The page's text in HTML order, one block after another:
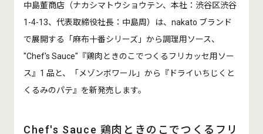
中島董商店（ナカシマトウショウテン、本社：渋谷区渋谷
1-4-13、代表取締役社長：中島周）は、 nakato ブランド
で展開する「麻布十番シリーズ」から調理用ソース、
"Chef's Sauce"『鶏肉ときのこでつくるフリカッセ用ソー
ス』1 品と、「メゾンボワール」から『ドライいちじくと
くるみのパテ』を新発売します。
Chef's Sauce 鶏肉ときのこでつくるフリ